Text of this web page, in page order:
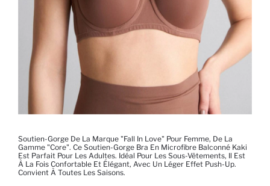
Soutien-Gorge De La Marque "Fall In Love" Pour Femme, De La
Gamme "Core". Ce Soutien-Gorge Bra En Microfibre Balconné Kaki
Est Parfait Pour Les Adultes. Idéal Pour Les Sous-Vêtements, Il Est
À La Fois Confortable Et Élégant, Avec Un Léger Effet Push-Up.
Convient À Toutes Les Saisons.